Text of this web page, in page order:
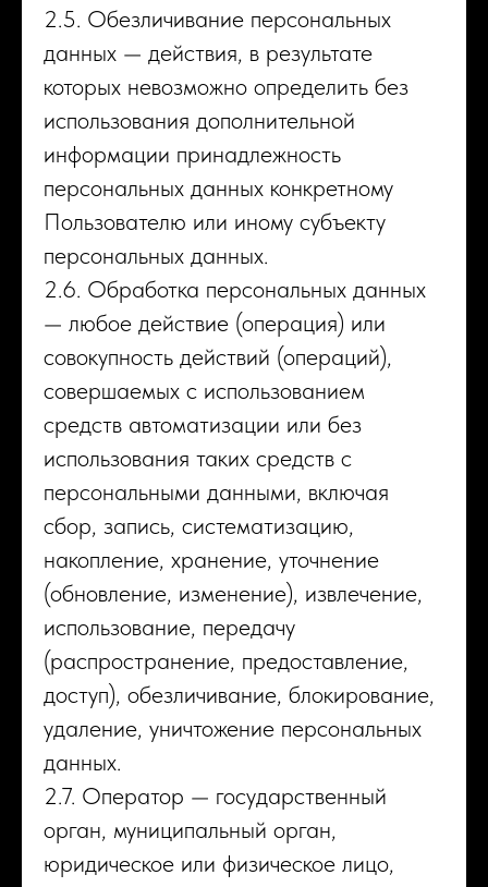
2.5. Обезличивание персональных
данных — действия, в результате
которых невозможно определить без
использования дополнительной
информации принадлежность
персональных данных конкретному
Пользователю или иному субъекту
персональных данных.
2.6. Обработка персональных данных
— любое действие (операция) или
совокупность действий (операций),
совершаемых с использованием
средств автоматизации или без
использования таких средств с
персональными данными, включая
сбор, запись, систематизацию,
накопление, хранение, уточнение
(обновление, изменение), извлечение,
использование, передачу
(распространение, предоставление,
доступ), обезличивание, блокирование,
удаление, уничтожение персональных
данных.
2.7. Оператор — государственный
орган, муниципальный орган,
юридическое или физическое лицо,